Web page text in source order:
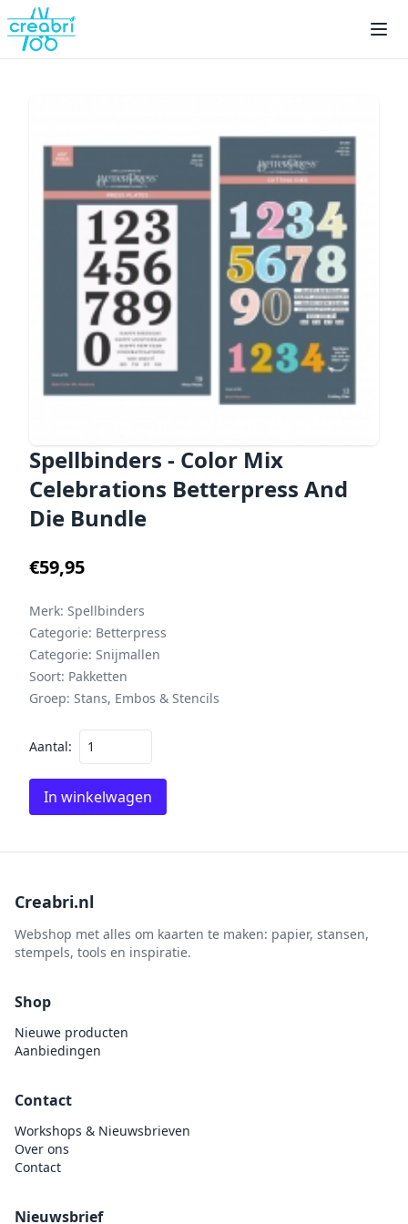
Spellbinders - Color Mix
Celebrations Betterpress And
Die Bundle
€59,95
Merk: Spellbinders
Categorie: Betterpress
Categorie: Snijmallen
Soort: Pakketten
Groep: Stans, Embos & Stencils
Aantal:
In winkelwagen
Creabri.nl
Webshop met alles om kaarten te maken: papier, stansen,
stempels, tools en inspiratie.
Shop
Nieuwe producten
Aanbiedingen
Contact
Workshops & Nieuwsbrieven
Over ons
Contact
Nieuwsbrief